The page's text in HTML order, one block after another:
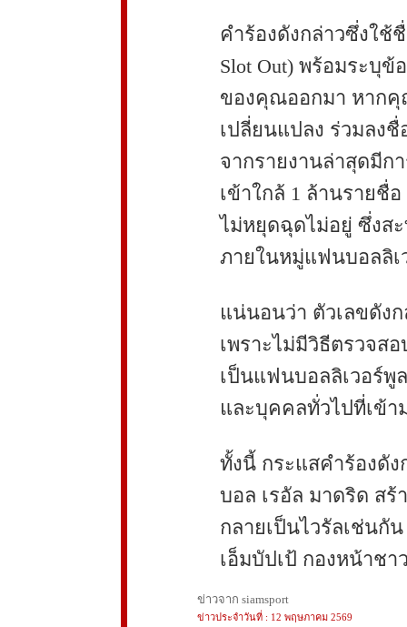
คำร้องดังกล่าวซึ่งใช้
Slot Out) พร้อมระบุข้
ของคุณออกมา หากคุ
เปลี่ยนแปลง ร่วมลง
จากรายงานล่าสุดมีก
เข้าใกล้ 1 ล้านรายชื่
ไม่หยุดฉุดไม่อยู่ ซึ่งส
ภายในหมู่แฟนบอลลิเ
แน่นอนว่า ตัวเลขดัง
เพราะไม่มีวิธีตรวจส
เป็นแฟนบอลลิเวอร์
และบุคคลทั่วไปที่เข้า
ทั้งนี้ กระแสคำร้องดั
บอล เรอัล มาดริด ส
กลายเป็นไวรัลเช่นกั
เอ็มบัปเป้ กองหน้าชา
ข่าวจาก siamsport
ข่าวประจำวันที่ : 12 พฤษภาคม 2569